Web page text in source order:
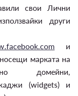
свои Лични
други
и
марката на
домейни,
(widgets) и